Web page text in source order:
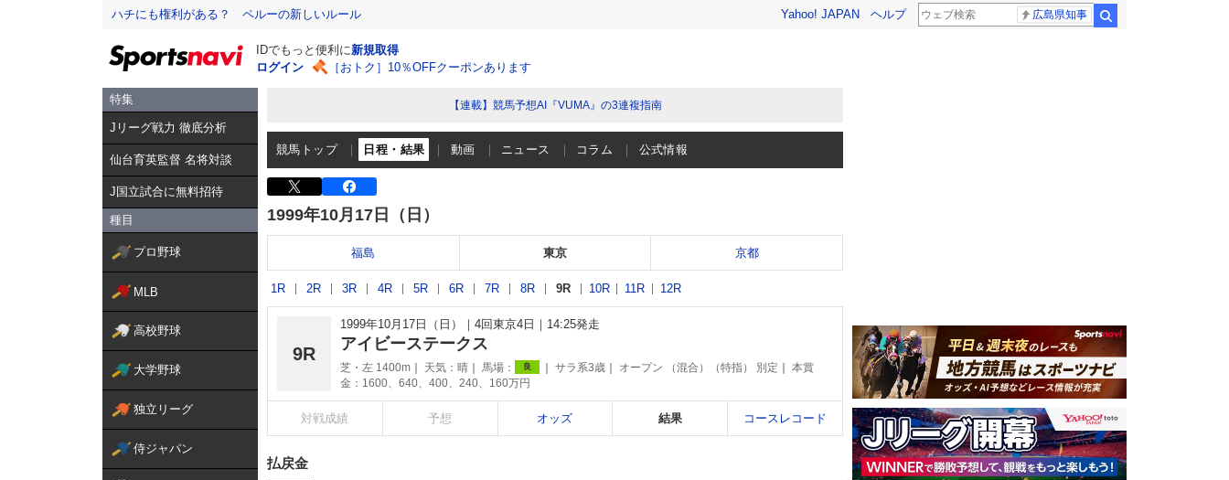
ハチにも権利がある？ ペルーの新しいルール Yahoo! JAPAN ヘルプ 広島県知事
IDでもっと便利に新規取得
ログイン
［おトク］10％OFFクーポンあります
特集
Jリーグ戦力 徹底分析
仙台育英監督 名将対談
J国立試合に無料招待
種目
プロ野球
MLB
高校野球
大学野球
独立リーグ
侍ジャパン
【連載】競馬予想AI『VUMA』の3連複指南
競馬トップ 日程・結果 動画 ニュース コラム 公式情報
1999年10月17日（日）
福島 東京 京都
1R 2R 3R 4R 5R 6R 7R 8R 9R 10R 11R 12R
9R
1999年10月17日（日） 4回東京4日 14:25発走
アイビーステークス
芝・左 1400m 天気： 晴 馬場： 良 サラ系3歳 オープン （混合）（特指） 別定
本賞
金：1600、640、400、240、160万円
対戦成績 予想 オッズ 結果 コースレコード
払戻金